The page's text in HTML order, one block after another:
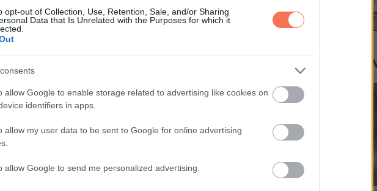
opt-out of Collection, Use, Retention, Sale, and/or Sharing
Data that Is Unrelated with the Purposes for which it
allow Google to enable storage related to advertising like cookies on
identifiers in apps.
allow my user data to be sent to Google for online advertising
allow Google to send me personalized advertising.
kötsz új ismeretségeket, és régi barátságaid is feléledhetnek.
a javadat szolgálja.
után gördítesz lejjebb!
megmutatni, mire vagy képes. A hónap energiái segítenek abban, hogy
elő.
különösen akkor, ha megosztod terveidet a szeretteiddel. Az